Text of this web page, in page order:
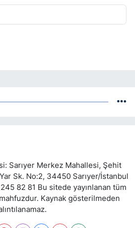
Sarıyer Merkez Mahallesi, Şehit
Sk. No:2, 34450 Sarıyer/İstanbul
82 81 Bu sitede yayınlanan tüm
Kaynak gösterilmeden